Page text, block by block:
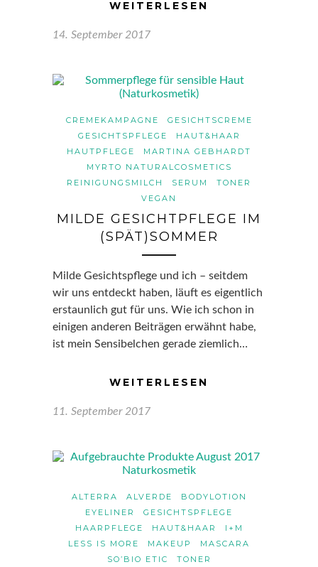
WEITERLESEN
14. September 2017
CREMEKAMPAGNE
GESICHTSCREME
GESICHTSPFLEGE
HAUT&HAAR
HAUTPFLEGE
MARTINA GEBHARDT
MYRTO NATURALCOSMETICS
REINIGUNGSMILCH
SERUM
TONER
VEGAN
MILDE GESICHTPFLEGE IM
(SPÄT)SOMMER
Milde Gesichtspflege und ich – seitdem
wir uns entdeckt haben, läuft es eigentlich
erstaunlich gut für uns. Wie ich schon in
einigen anderen Beiträgen erwähnt habe,
ist mein Sensibelchen gerade ziemlich…
WEITERLESEN
11. September 2017
ALTERRA ALVERDE
BODYLOTION
EYELINER
GESICHTSPFLEGE
HAARPFLEGE
HAUT&HAAR
I+M
LESS IS MORE
MAKEUP
MASCARA
SO’BIO ETIC
TONER